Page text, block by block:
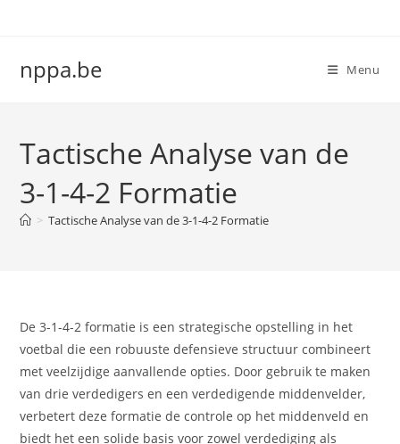
nppa.be Menu
Tactische Analyse van de
3-1-4-2 Formatie
> Tactische Analyse van de 3-1-4-2 Formatie
De 3-1-4-2 formatie is een strategische opstelling in het
voetbal die een robuuste defensieve structuur combineert
met veelzijdige aanvallende opties. Door gebruik te maken
van drie verdedigers en een verdedigende middenvelder,
verbetert deze formatie de controle op het middenveld en
biedt het een solide basis voor zowel verdediging als